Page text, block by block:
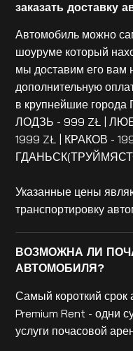
заказать доставку
Автомобиль можно
шоуруме который
мы доставим его вам
дополнительную
в крупнейшие города
ЛОДЗЬ - 999 ZŁ |
1999 ZŁ | КРАКОВ -
Указанные цены
транспортировку
ВОЗМОЖНА ЛИ
АВТОМОБИЛЯ?
Самый короткий
Premium Rent - одни
услуги почасовой